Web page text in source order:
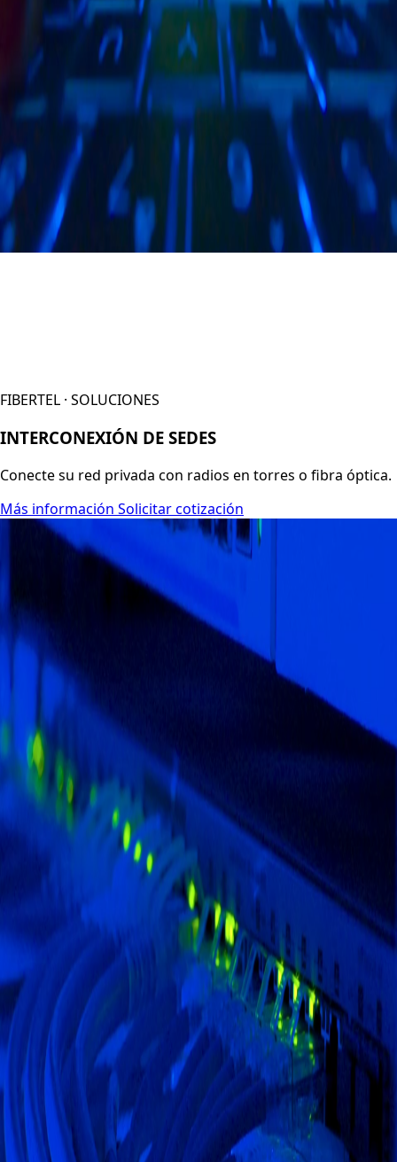
FIBERTEL · SOLUCIONES
INTERCONEXIÓN DE SEDES
Conecte su red privada con radios en torres o fibra óptica.
Más información Solicitar cotización